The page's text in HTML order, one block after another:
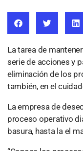
La tarea de
serie de acciones y
eliminación de los
también, en el
La empresa de
proceso operativo
basura, hasta la el